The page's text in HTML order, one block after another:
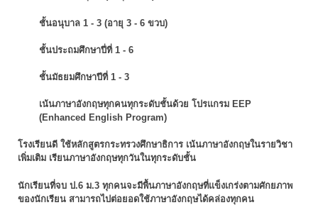
ชั้นอนุบาล 1 - 3 (อายุ 3 - 6 ขวบ)
ชั้นประถมศึกษาปี่ที่ 1 - 6
ชั้นมัธยมศึกษาปีที่ 1 - 3
เน้นภาษาอังกฤษทุกคนทุกระดับชั้นด้วย โปรแกรม EEP
(Enhanced English Program)
โรงเรียนดี ใช้หลักสูตรกระทรวงศึกษาธิการ เน้นภาษาอังกฤษในรายวิชา
เพิ่มเติม เรียนภาษาอังกฤษทุกวันในทุกระดับชั้น
นักเรียนที่จบ ป.6 ม.3 ทุกคนจะมีพื้นภาษาอังกฤษที่แข็งเกร่งตามศักยภาพ
ของนักเรียน สามารถไปต่อยอดใช้ภาษาอังกฤษได้คล่องทุกคน